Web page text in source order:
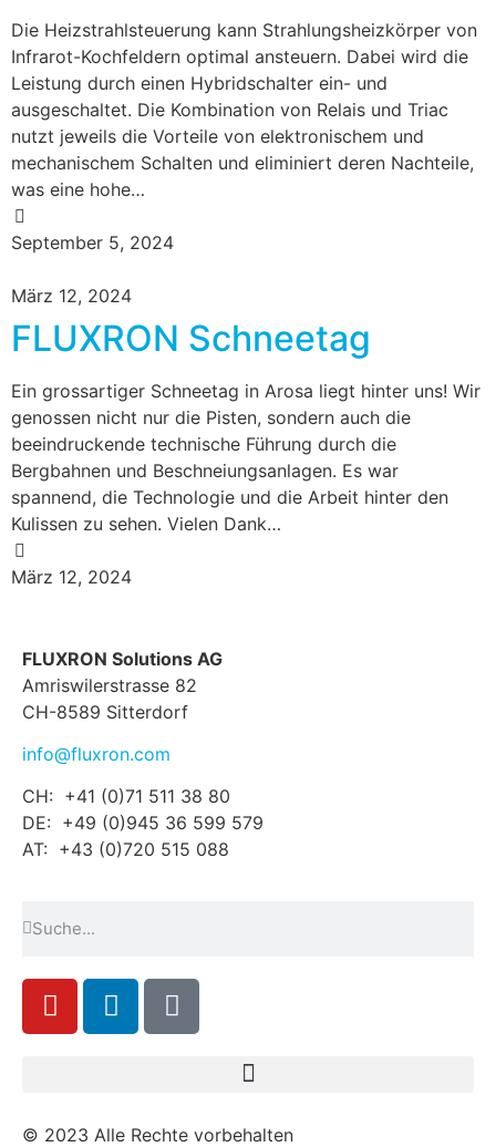
Die Heizstrahlsteuerung kann Strahlungsheizkörper von
Infrarot-Kochfeldern optimal ansteuern. Dabei wird die
Leistung durch einen Hybridschalter ein- und
ausgeschaltet. Die Kombination von Relais und Triac
nutzt jeweils die Vorteile von elektronischem und
mechanischem Schalten und eliminiert deren Nachteile,
was eine hohe…
September 5, 2024
März 12, 2024
FLUXRON Schneetag
Ein grossartiger Schneetag in Arosa liegt hinter uns! Wir
genossen nicht nur die Pisten, sondern auch die
beeindruckende technische Führung durch die
Bergbahnen und Beschneiungsanlagen. Es war
spannend, die Technologie und die Arbeit hinter den
Kulissen zu sehen. Vielen Dank…
März 12, 2024
FLUXRON Solutions AG
Amriswilerstrasse 82
CH-8589 Sitterdorf
info@fluxron.com
CH: +41 (0)71 511 38 80
DE: +49 (0)945 36 599 579
AT: +43 (0)720 515 088
© 2023 Alle Rechte vorbehalten